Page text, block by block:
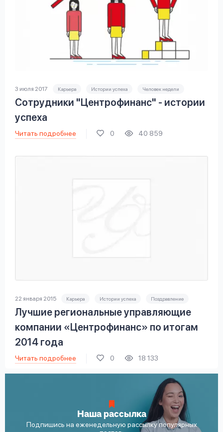
3 июля 2017 Карьера Истории успеха Человек недели
Сотрудники "Центрофинанс" - истории
успеха
Читать подробнее 0 40 859
22 января 2015 Карьера Истории успеха Поздравление
Лучшие региональные управляющие
компании «Центрофинанс» по итогам
2014 года
Читать подробнее 0 18 133
Наша рассылка
Подпишись на еженедельную рассылку популярных